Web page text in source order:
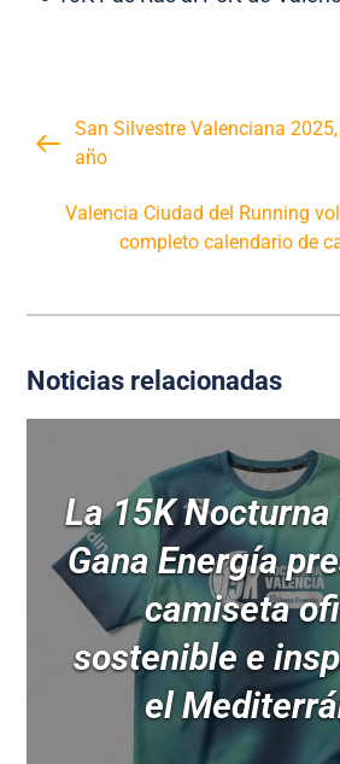
San Silvestre Valenciana
año
Valencia Ciudad del Running
completo calendario de
Noticias relacionadas
La 15K Nocturna
Gana Energía
camiseta
sostenible e
el